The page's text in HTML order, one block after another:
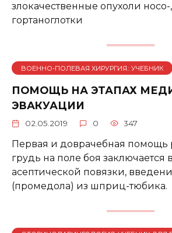
злокачественные опухоли носо-
гортаноглотки
ВОЕННО-ПОЛЕВАЯ ХИРУРГИЯ.: УЧЕБНИК
ПОМОЩЬ НА ЭТАПАХ
ЭВАКУАЦИИ
02.05.2019 0 347
Первая и доврачебная помощь
грудь на поле боя заключается
асептической повязки,
(промедола) из шприц-тюбика.